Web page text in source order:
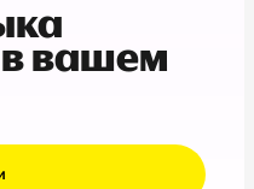
в вашем